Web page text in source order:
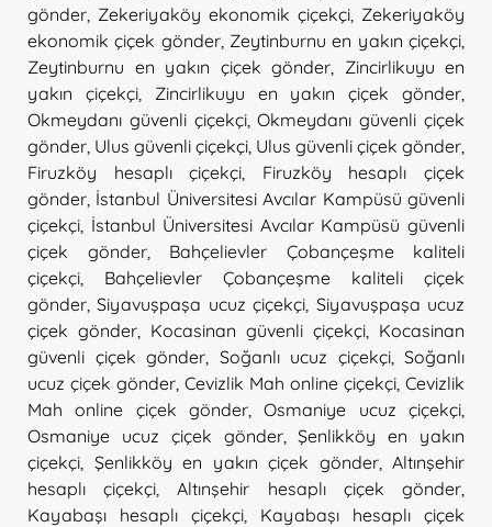
gönder Zekeriyaköy ekonomik çiçekçi Zekeriyaköy
ekonomik çiçek gönder, Zeytinburnu en yakın çiçekçi
Zeytinburnu en yakın çiçek gönder
Zincirlikuyu en
yakın çiçekçi, Zincirlikuyu en yakın çiçek gönder
Okmeydanı güvenli çiçekçi,Okmeydanı güvenli çiçek
gönder Ulus güvenli çiçekçi Ulus güvenli çiçek gönder
Firuzköy hesaplı çiçekçi
Firuzköy hesaplı çiçek
gönder İstanbul Üniversitesi Avcılar Kampüsü güvenli
çiçekçi İstanbul Üniversitesi Avcılar Kampüsü güvenli
çiçek gönder, Bahçelievler Çobançeşme kaliteli
çiçekçi
Bahçelievler Çobançeşme kaliteli çiçek
gönder ,Siyavuşpaşa ucuz çiçekçi Siyavuşpaşa ucuz
çiçek gönder
Kocasinan güvenli çiçekçi
Kocasinan
güvenli çiçek gönder
Soğanlı ucuz çiçekçi, Soğanlı
ucuz çiçek gönder Cevizlik Mah online çiçekçi Cevizlik
Mah online çiçek gönder ,Osmaniye ucuz çiçekçi
Osmaniye ucuz çiçek gönder,Şenlikköy en yakın
çiçekçi
Şenlikköy en yakın çiçek gönder, Altınşehir
hesaplı çiçekçi ,Altınşehir hesaplı çiçek gönder
Kayabaşı hesaplı çiçekçi
Kayabaşı hesaplı çiçek